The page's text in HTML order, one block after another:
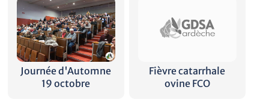
Journée d'Automne
19 octobre
Fièvre catarrhale
ovine FCO